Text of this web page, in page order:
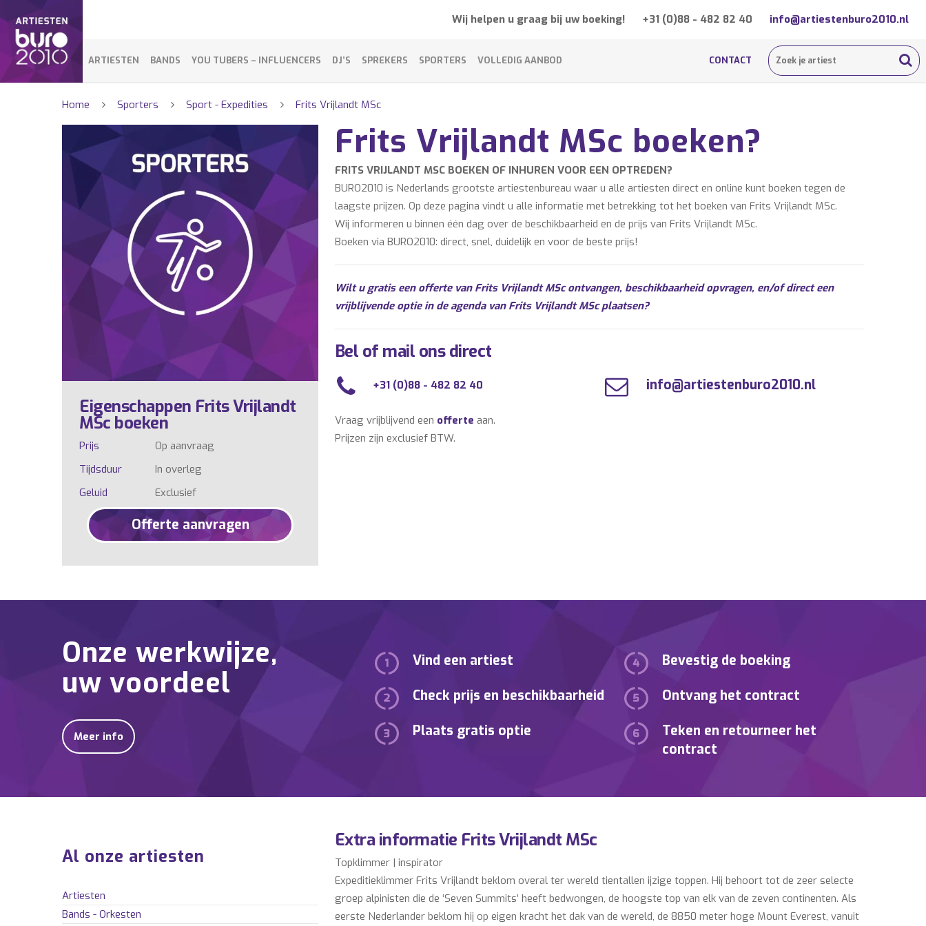
Wij helpen u graag bij uw boeking! +31 (0)88 - 482 82 40 info@artiestenburo2010.nl
ARTIESTEN BANDS YOU TUBERS – INFLUENCERS DJ’S SPREKERS SPORTERS VOLLEDIG AANBOD CONTACT
Home Sporters Sport - Expedities Frits Vrijlandt MSc
Eigenschappen Frits Vrijlandt
MSc boeken
Prijs
Op aanvraag
Tijdsduur
In overleg
Geluid
Exclusief
Offerte aanvragen
Frits Vrijlandt MSc boeken?
FRITS VRIJLANDT MSC BOEKEN OF INHUREN VOOR EEN OPTREDEN?
BURO2010 is Nederlands grootste artiestenbureau waar u alle artiesten direct en online kunt boeken tegen de
laagste prijzen. Op deze pagina vindt u alle informatie met betrekking tot het boeken van Frits Vrijlandt MSc.
Wij informeren u binnen één dag over de beschikbaarheid en de prijs van Frits Vrijlandt MSc.
Boeken via BURO2010: direct, snel, duidelijk en voor de beste prijs!
Wilt u gratis een offerte van Frits Vrijlandt MSc ontvangen, beschikbaarheid opvragen, en/of direct een
vrijblijvende optie in de agenda van Frits Vrijlandt MSc plaatsen?
Bel of mail ons direct
+31 (0)88 - 482 82 40 info@artiestenburo2010.nl
Vraag vrijblijvend een offerte aan.
Prijzen zijn exclusief BTW.
Onze werkwijze,
uw voordeel
Meer info
Vind een artiest
Check prijs en beschikbaarheid
Plaats gratis optie
Bevestig de boeking
Ontvang het contract
Teken en retourneer het
contract
Al onze artiesten
Artiesten
Bands - Orkesten
Extra informatie Frits Vrijlandt MSc
Topklimmer | inspirator
Expeditieklimmer Frits Vrijlandt beklom overal ter wereld tientallen ijzige toppen. Hij behoort tot de zeer selecte
groep alpinisten die de ‘Seven Summits’ heeft bedwongen, de hoogste top van elk van de zeven continenten. Als
eerste Nederlander beklom hij op eigen kracht het dak van de wereld, de 8850 meter hoge Mount Everest, vanuit